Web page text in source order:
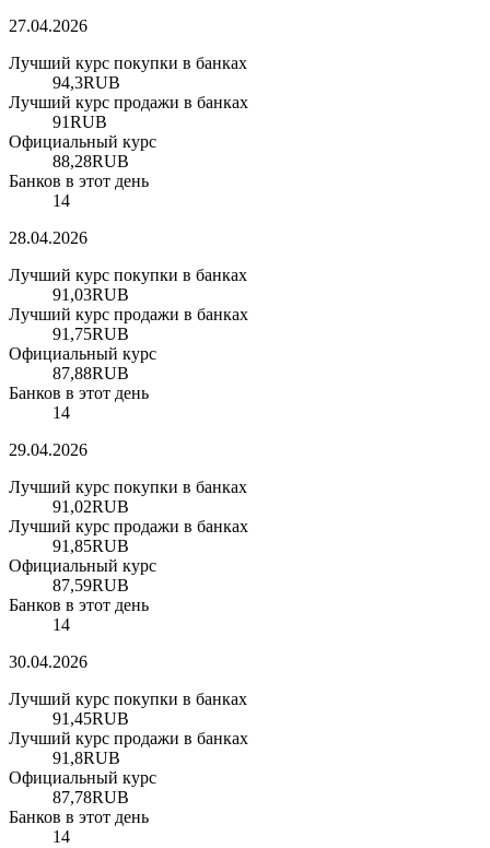
27.04.2026
Лучший курс покупки в банках
94,3RUB
Лучший курс продажи в банках
91RUB
Официальный курс
88,28RUB
Банков в этот день
14
28.04.2026
Лучший курс покупки в банках
91,03RUB
Лучший курс продажи в банках
91,75RUB
Официальный курс
87,88RUB
Банков в этот день
14
29.04.2026
Лучший курс покупки в банках
91,02RUB
Лучший курс продажи в банках
91,85RUB
Официальный курс
87,59RUB
Банков в этот день
14
30.04.2026
Лучший курс покупки в банках
91,45RUB
Лучший курс продажи в банках
91,8RUB
Официальный курс
87,78RUB
Банков в этот день
14